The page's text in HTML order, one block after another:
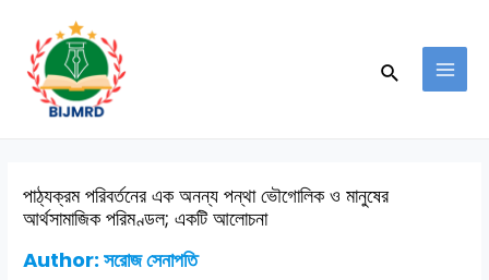
content
Search
পাঠ্যক্রম পরিবর্তনের এক অনন্য পন্থা ভৌগোলিক ও মানুষের
আর্থসামাজিক পরিমণ্ডল; একটি আলোচনা
Author:সরোজ সেনাপতি
navigation